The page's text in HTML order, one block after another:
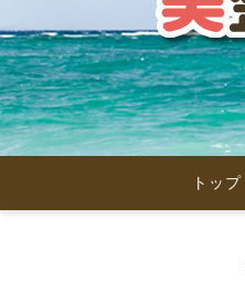
トップ